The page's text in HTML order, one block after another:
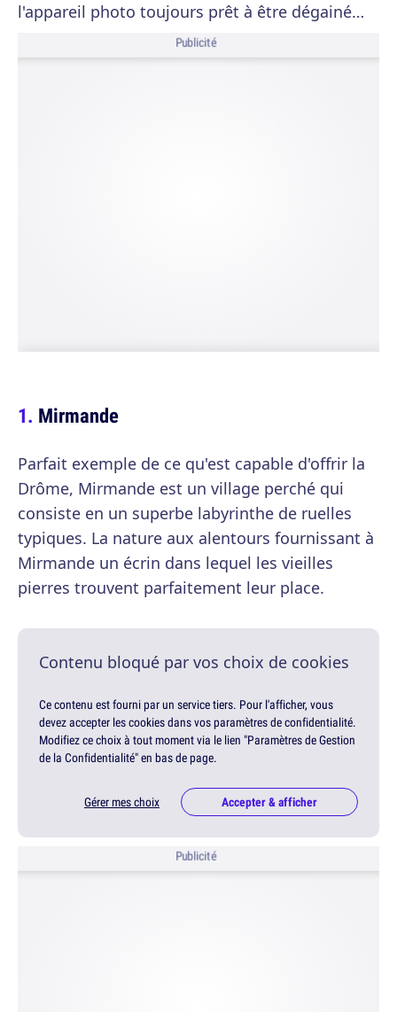
l'appareil photo toujours prêt à être dégainé…
Publicité
Mirmande
Parfait exemple de ce qu'est capable d'offrir la
Drôme, Mirmande est un village perché qui
consiste en un superbe labyrinthe de ruelles
typiques. La nature aux alentours fournissant à
Mirmande un écrin dans lequel les vieilles
pierres trouvent parfaitement leur place.
Contenu bloqué par vos choix de cookies
Ce contenu est fourni par un service tiers. Pour l'afficher, vous
devez accepter les cookies dans vos paramètres de confidentialité.
Modifiez ce choix à tout moment via le lien "Paramètres de Gestion
de la Confidentialité" en bas de page.
Gérer mes choix Accepter & afficher
Publicité